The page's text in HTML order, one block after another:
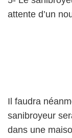
attente d’un
Il faudra
sanibroyeur
dans une